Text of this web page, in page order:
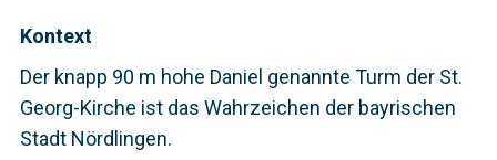
Kontext
Der knapp 90 m hohe Daniel genannte Turm der St.
Georg-Kirche ist das Wahrzeichen der bayrischen
Stadt Nördlingen.